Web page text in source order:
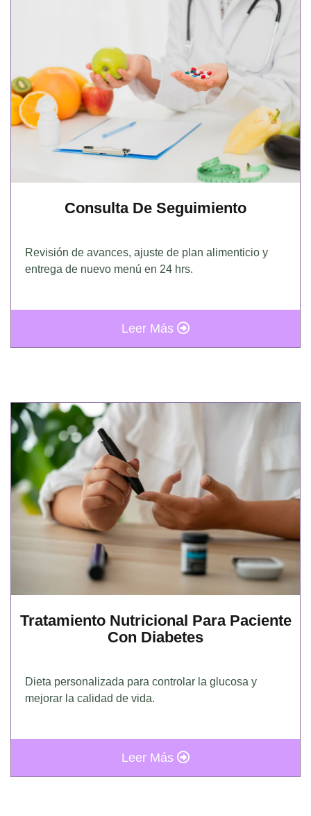
Consulta De Seguimiento
Revisión de avances, ajuste de plan alimenticio y
entrega de nuevo menú en 24 hrs.
Leer Más
Tratamiento Nutricional Para Paciente
Con Diabetes
Dieta personalizada para controlar la glucosa y
mejorar la calidad de vida.
Leer Más